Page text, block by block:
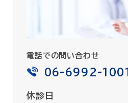
電話での問い合わせ
06-6992-1001
休診日